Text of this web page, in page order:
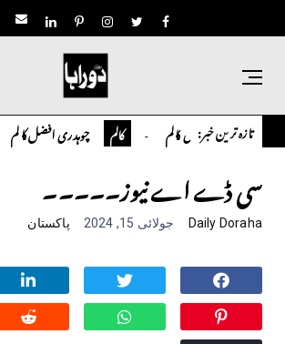
تازہ ترین خبر:
تمیور سلمان قاضی کالم کالم چوہدری افضل کالم
سی ڈے اے نیوز۔۔۔۔۔
Daily Doraha جولائی 15, 2024 پاکستان